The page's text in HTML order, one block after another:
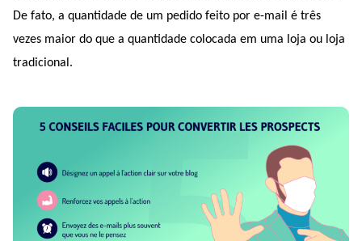
De fato, a quantidade de um pedido feito por e-mail é três
vezes maior do que a quantidade colocada em uma loja ou loja
tradicional.